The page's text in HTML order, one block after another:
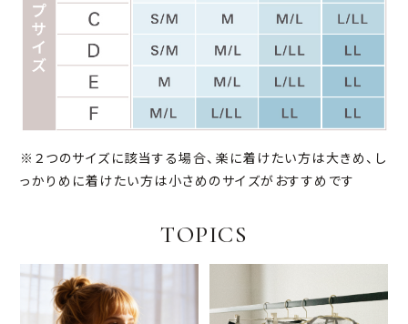
※２つのサイズに該当する場合、楽に着けたい方は大きめ、し
っかりめに着けたい方は小さめのサイズがおすすめです
TOPICS